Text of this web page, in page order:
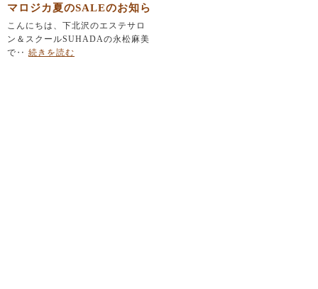
マロジカ夏のSALEのお知ら
せ
こんにちは、下北沢のエステサロ
ン＆スクールSUHADAの永松麻美
で‥ 続きを読む